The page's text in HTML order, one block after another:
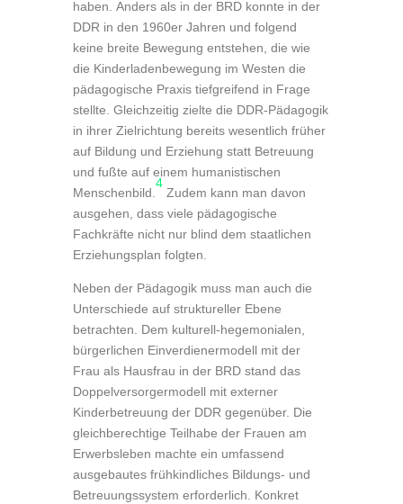
haben. Anders als in der BRD konnte in der
DDR in den 1960er Jahren und folgend
keine breite Bewegung entstehen, die wie
die Kinderladenbewegung im Westen die
pädagogische Praxis tiefgreifend in Frage
stellte. Gleichzeitig zielte die DDR-Pädagogik
in ihrer Zielrichtung bereits wesentlich früher
auf Bildung und Erziehung statt Betreuung
und fußte auf einem humanistischen
Menschenbild.
4
Zudem kann man davon
ausgehen, dass viele pädagogische
Fachkräfte nicht nur blind dem staatlichen
Erziehungsplan folgten.
Neben der Pädagogik muss man auch die
Unterschiede auf struktureller Ebene
betrachten. Dem kulturell-hegemonialen,
bürgerlichen Einverdienermodell mit der
Frau als Hausfrau in der BRD stand das
Doppelversorgermodell mit externer
Kinderbetreuung der DDR gegenüber. Die
gleichberechtige Teilhabe der Frauen am
Erwerbsleben machte ein umfassend
ausgebautes frühkindliches Bildungs- und
Betreuungssystem erforderlich. Konkret